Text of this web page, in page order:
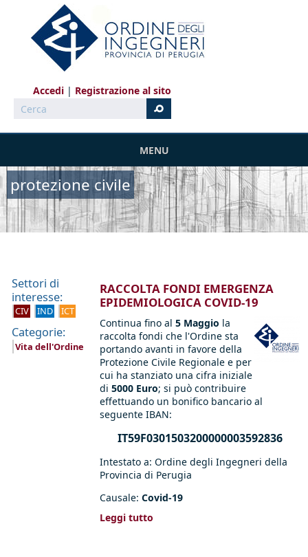
Salta al contenuto principale
Accedi
Registrazione al sito
Cerca
MENU
protezione civile
Settori di
interesse:
CIV IND ICT
Categorie:
Vita dell'Ordine
RACCOLTA FONDI EMERGENZA
EPIDEMIOLOGICA COVID-19
Continua fino al5 Maggio la
raccolta fondi che l'Ordine sta
portando avanti in favore della
Protezione Civile Regionale e per
cui ha stanziato una cifra iniziale
di5000 Euro; si può contribuire
effettuando un bonifico bancario al
seguente IBAN:
IT59F0301503200000003592836
Intestato a: Ordine degli Ingegneri della
Provincia di Perugia
Causale:Covid-19
Leggi tutto